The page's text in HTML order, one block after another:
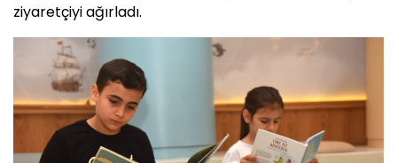
ziyaretçiyi ağırladı.